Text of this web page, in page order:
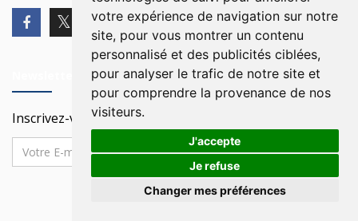
votre expérience de navigation sur notre
site, pour vous montrer un contenu
personnalisé et des publicités ciblées,
pour analyser le trafic de notre site et
pour comprendre la provenance de nos
visiteurs.
J'accepte
Je refuse
Changer mes préférences
Inscrivez-vous à notre Newsletter